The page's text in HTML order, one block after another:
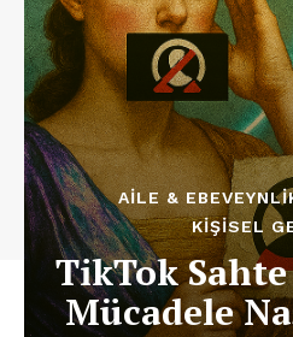
AILE &
KIŞISEL
TikTok
Mücadele